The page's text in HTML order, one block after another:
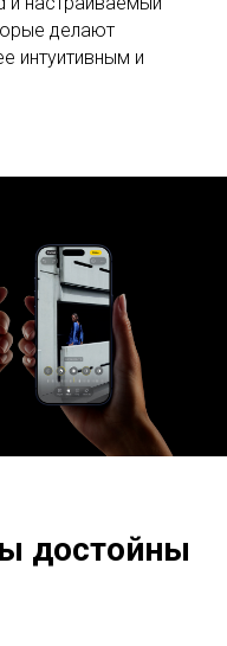
делают
интуитивным и
достойны